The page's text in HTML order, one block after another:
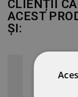
CLIENȚII
ACEST
ȘI: